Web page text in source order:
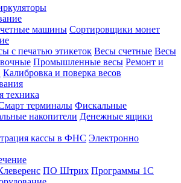
машины Сортировщики монет
с печатью этикеток Весы счетные Весы
Промышленные весы Ремонт и
Калибровка и поверка весов
техника
терминалы Фискальные
накопители Денежные ящики
кассы в ФНС Электронно
ПО Штрих Программы 1С